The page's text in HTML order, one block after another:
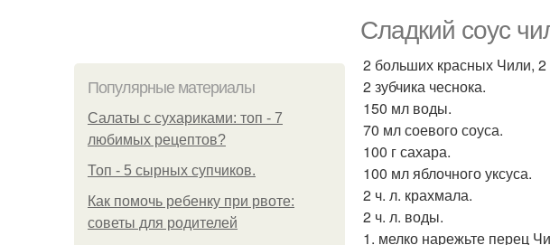
Сладкий соус
Популярные материалы
Салаты с сухариками: топ - 7
любимых рецептов?
Топ - 5 сырных супчиков.
Как помочь ребенку при рвоте:
советы для родителей
2 больших красных Чили,
2 зубчика чеснока.
150 мл воды.
70 мл соевого соуса.
100 г сахара.
100 мл яблочного уксуса.
2 ч. л. крахмала.
2 ч. л. воды.
1. мелко нарежьте перец